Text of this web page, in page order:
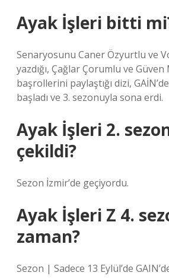
Ayak İşleri bitti
Senaryosunu Caner Özyurtlu ve
yazdığı, Çağlar Çorumlu ve Güven
başrollerini paylaştığı dizi,
başladı ve 3. sezonuyla sona erdi.
Ayak İşleri 2.
çekildi?
Sezon İzmir’de geçiyordu.
Ayak İşleri Z 4.
zaman?
Sezon | Sadece 13 Eylül’de